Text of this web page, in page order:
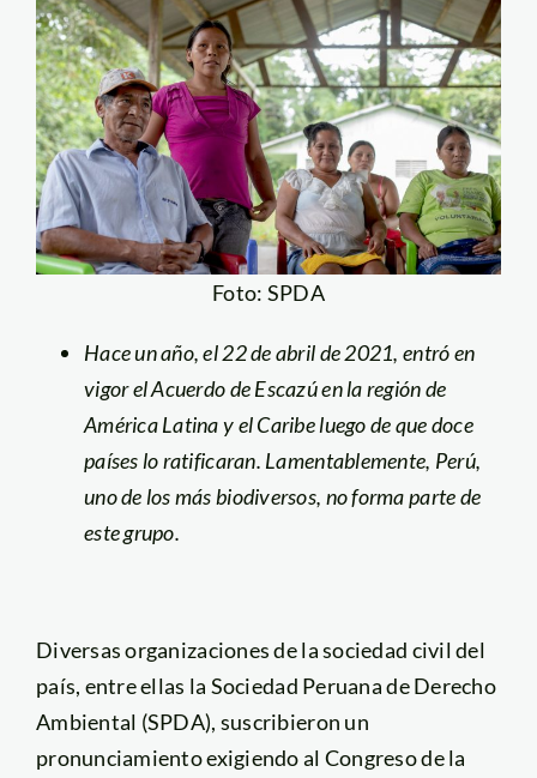
Foto: SPDA
Hace un año, el 22 de abril de 2021, entró en
vigor el Acuerdo de Escazú en la región de
América Latina y el Caribe luego de que doce
países lo ratificaran. Lamentablemente, Perú,
uno de los más biodiversos, no forma parte de
este grupo.
Diversas organizaciones de la sociedad civil del
país, entre ellas la Sociedad Peruana de Derecho
Ambiental (SPDA), suscribieron un
pronunciamiento exigiendo al Congreso de la